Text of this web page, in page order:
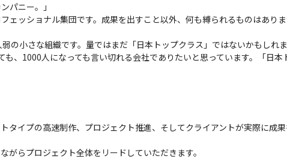
パニー。」
ェッショナル集団です。成果を出すこと以外、何も縛られるものはあり
の⼩さな組織です。量ではまだ「⽇本トップクラス」ではないかもしれ
も、1000⼈になっても⾔い切れる会社でありたいと思っています。「⽇
タイプの高速制作、プロジェクト推進、そしてクライアントが実際に成
がらプロジェクト全体をリードしていただきます。